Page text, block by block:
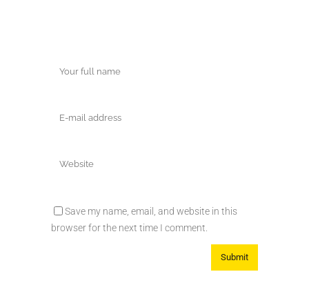
Save my name, email, and website in this
browser for the next time I comment.